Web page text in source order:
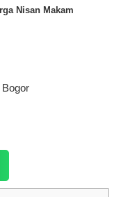
Nisan Makam